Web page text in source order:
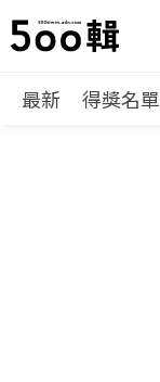
最新 得獎名單